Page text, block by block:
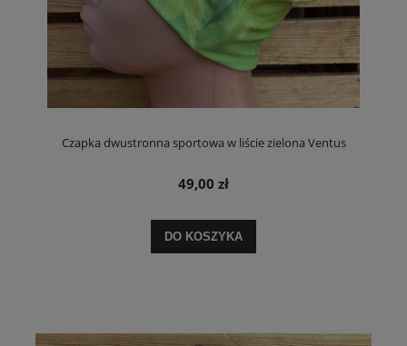
Czapka dwustronna sportowa w liście zielona Ventus
49,00 zł
DO KOSZYKA